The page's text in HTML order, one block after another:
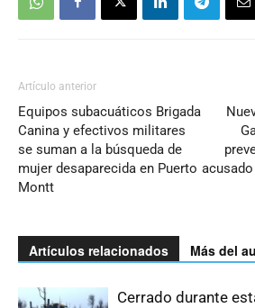
Artículo anterior
Equipos subacuáticos Brigada
Canina y efectivos militares
se suman a la búsqueda de
mujer desaparecida en Puerto
Montt
Artículos relacionados Más del
Cerrado durante